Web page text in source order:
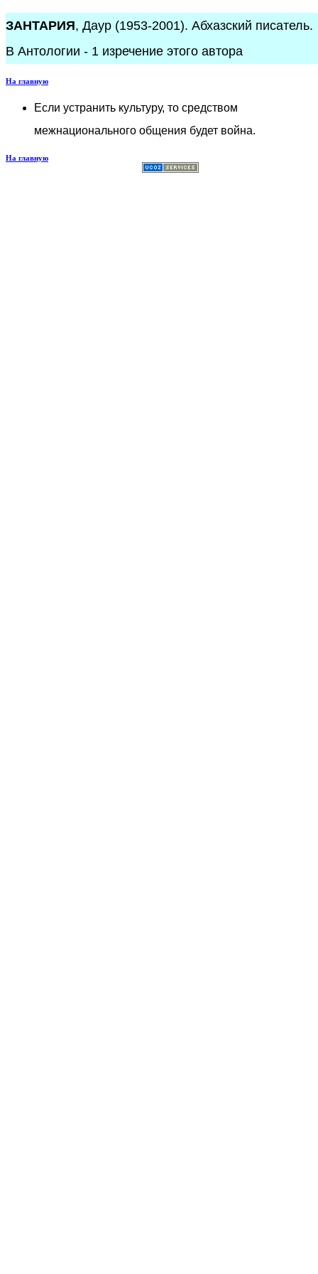
ЗАНТАРИЯ, Даур (1953-2001). Абхазский писатель.
В Антологии - 1 изречение этого автора
На главную
Если устранить культуру, то средством
межнационального общения будет война.
На главную